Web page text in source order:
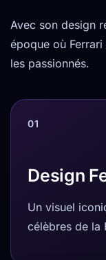
Avec son design
époque où
les passionnés.
01
Design
Un visuel
célèbres de la